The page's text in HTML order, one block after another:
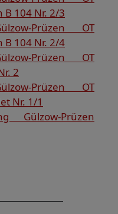
104 Nr. 2/3
Prüzen OT
104 Nr. 2/4
Prüzen OT
2
Prüzen OT
Nr. 1/1
Gülzow-Prüzen